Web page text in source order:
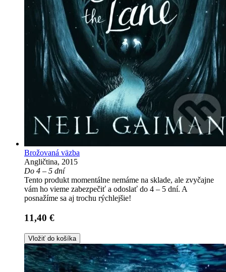
Brožovaná väzba
Angličtina, 2015
Do 4 – 5 dní
Tento produkt momentálne nemáme na sklade, ale zvyčajne
vám ho vieme zabezpečiť a odoslať do 4 – 5 dní. A
posnažíme sa aj trochu rýchlejšie!
11,40 €
Vložiť do košíka